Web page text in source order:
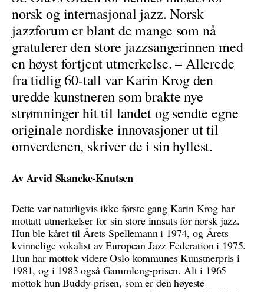
norsk og internasjonal jazz. Norsk
jazzforum er blant de mange som nå
gratulerer den store jazzsangerinnen med
en høyst fortjent utmerkelse. – Allerede
fra tidlig 60-tall var Karin Krog den
uredde kunstneren som brakte nye
strømninger hit til landet og sendte egne
originale nordiske innovasjoner ut til
omverdenen, skriver de i sin hyllest.
Av Arvid Skancke-Knutsen
Dette var naturligvis ikke første gang Karin Krog har
mottatt utmerkelser for sin store innsats for norsk jazz.
Hun ble kåret til Årets Spellemann i 1974, og Årets
kvinnelige vokalist av European Jazz Federation i 1975.
Hun har mottok videre Oslo kommunes Kunstnerpris i
1981, og i 1983 også Gammleng-prisen. Alt i 1965
mottok hun Buddy-prisen, som er den høyeste